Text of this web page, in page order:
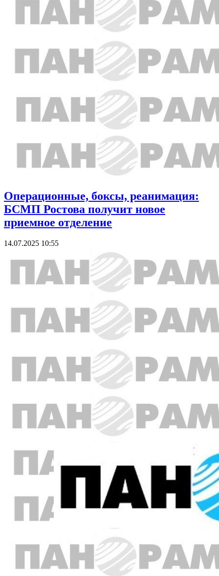
Операционные, боксы, реанимация:
БСМП Ростова получит новое
приемное отделение
14.07.2025 10:55